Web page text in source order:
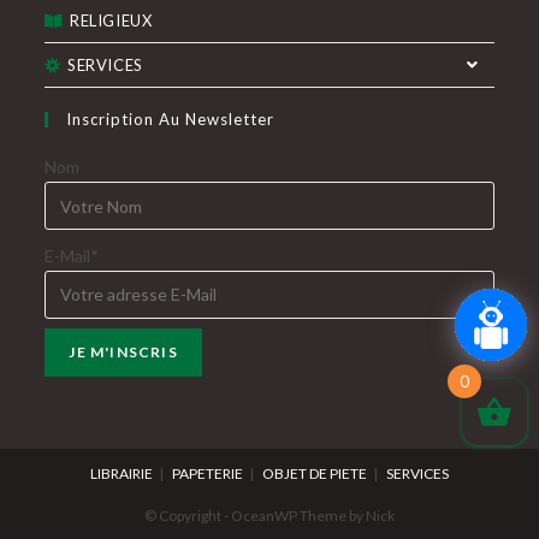
RELIGIEUX
SERVICES
Inscription Au Newsletter
Nom
E-Mail*
LIBRAIRIE PAPETERIE OBJET DE PIETE SERVICES
© Copyright - OceanWP Theme by Nick
0